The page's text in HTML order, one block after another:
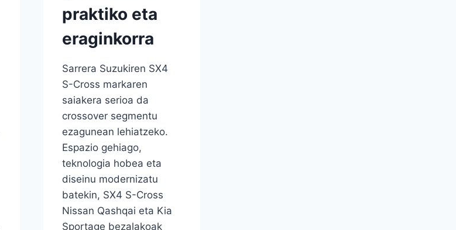
praktiko eta
eraginkorra
Sarrera Suzukiren SX4
S-Cross markaren
saiakera serioa da
crossover segmentu
ezagunean lehiatzeko.
Espazio gehiago,
teknologia hobea eta
diseinu modernizatu
batekin, SX4 S-Cross
Nissan Qashqai eta Kia
Sportage bezalakoak